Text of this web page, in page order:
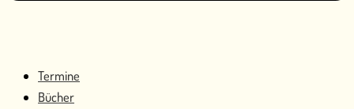
Termine
Bücher